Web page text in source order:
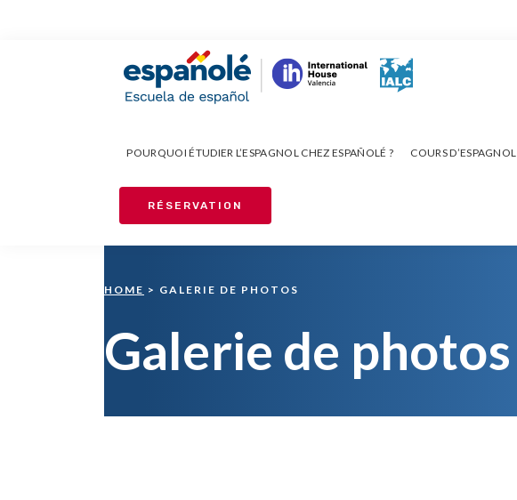
POURQUOI ÉTUDIER L’ESPAGNOL CHEZ ESPAÑOLÉ ? COURS D’ESPAGNOL
RÉSERVATION
HOME > GALERIE DE PHOTOS
Galerie de photos